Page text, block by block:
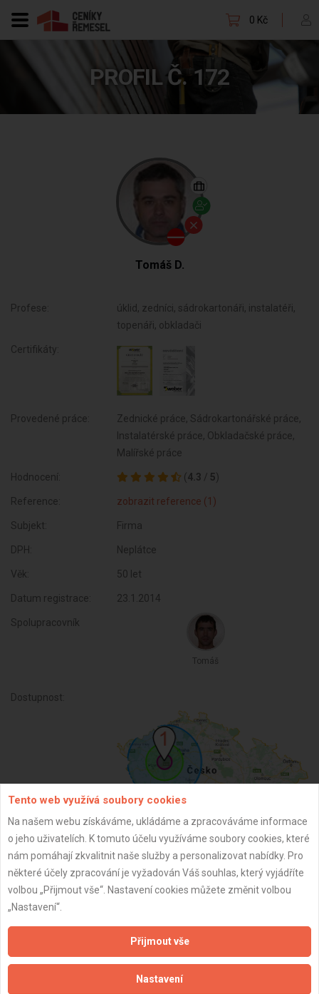
0 Kč
PROFIL Č. 172
Tomáš D.
Profese:
úklid, zedníci, sádrokartonáři, instalatéři,
topenáři, obkladači
Certifikáty:
Provedené práce:
Zednické práce, Sádrokartonářské práce,
Instalatérské práce, Obkladačské práce,
Malířské práce
Hodnocení: ( 4.3 / 5)
Reference: zobrazit reference (1)
Subjekt: Firma
DPH: Neplátce
Věk: 50 let
Datum registrace: 23.1.2014
Spolupracovník
Tomáš
Dostupnost:
ZPĚT
Tento web využívá soubory cookies
Na našem webu získáváme, ukládáme a zpracováváme informace
o jeho uživatelích. K tomuto účelu využíváme soubory cookies, které
nám pomáhají zkvalitnit naše služby a personalizovat nabídky. Pro
některé účely zpracování je vyžadován Váš souhlas, který vyjádříte
volbou „Přijmout vše“. Nastavení cookies můžete změnit volbou
„Nastavení“.
Přijmout vše
Nastavení